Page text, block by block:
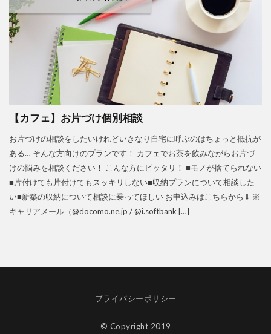
【カフェ】お片づけ個別相談
お片づけの相談をしたいけれどいきなり自宅に呼ぶのはちょっと抵抗が
ある… そんな方向けのプランです！ カフェでお茶を飲みながらお片づ
けの悩みを相談ください！ こんな方にピッタリ！ ■モノが捨てられない
■片付けても片付けてもスッキリしない■収納プランについて相談した
い■新築の収納について相談に乗ってほしい お申込みはこちらから⇓ ※
キャリアメール（@docomo.ne.jp / @i.softbank […]
プライバシーポリシー
© Copyright 2019